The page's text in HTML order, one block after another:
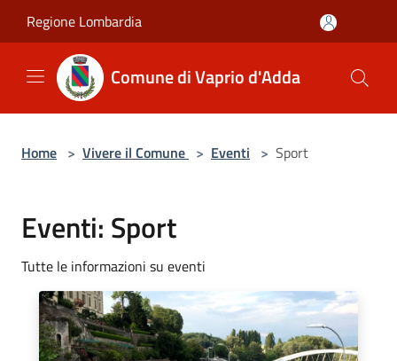
Regione Lombardia
Comune di Vaprio d'Adda
Home > Vivere il Comune > Eventi > Sport
Eventi: Sport
Tutte le informazioni su eventi